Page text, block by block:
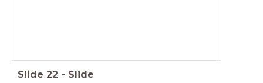
Slide 22 - Slide